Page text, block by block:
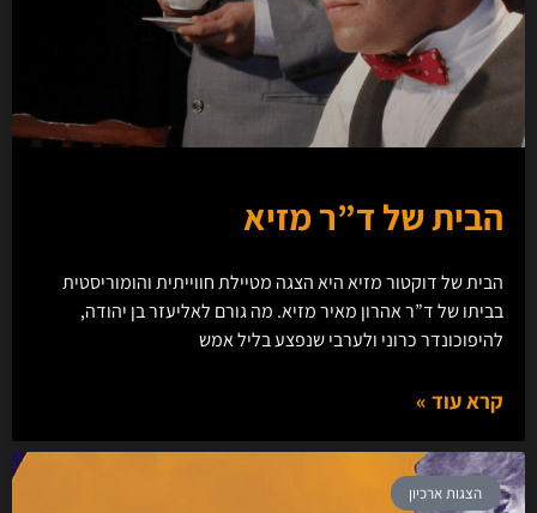
הבית של ד”ר מזיא
הבית של דוקטור מזיא היא הצגה מטיילת חווייתית והומוריסטית
בביתו של ד”ר אהרון מאיר מזיא. מה גורם לאליעזר בן יהודה,
להיפוכונדר כרוני ולערבי שנפצע בליל אמש
קרא עוד »
הצגות ארכיון